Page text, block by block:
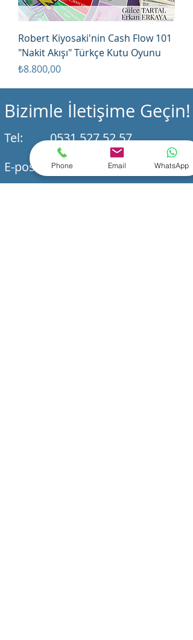
Robert Kiyosaki'nin Cash Flow 101
"Nakit Akışı" Türkçe Kutu Oyunu
Fiyat
₺8.800,00
Bizimle İletişime Geçin!
Tel:0531 527 52 57
E-posta: destek@kalptenbire.com
Phone Email WhatsApp